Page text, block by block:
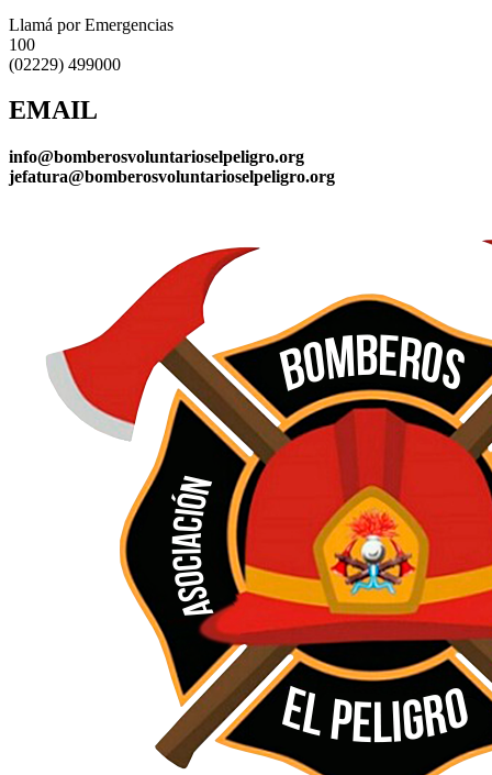
Llamá por Emergencias
100
(02229) 499000
EMAIL
info@bomberosvoluntarioselpeligro.org
jefatura@bomberosvoluntarioselpeligro.org